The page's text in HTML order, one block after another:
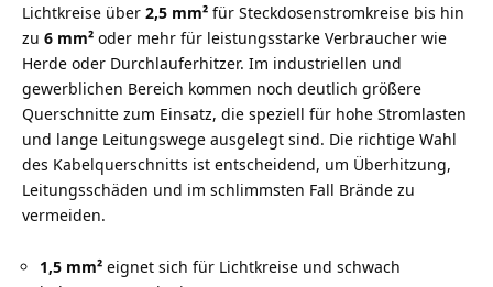
Lichtkreise über 2,5 mm² für Steckdosenstromkreise bis hin
zu 6 mm² oder mehr für leistungsstarke Verbraucher wie
Herde oder Durchlauferhitzer. Im industriellen und
gewerblichen Bereich kommen noch deutlich größere
Querschnitte zum Einsatz, die speziell für hohe Stromlasten
und lange Leitungswege ausgelegt sind. Die richtige Wahl
des Kabelquerschnitts ist entscheidend, um Überhitzung,
Leitungsschäden und im schlimmsten Fall Brände zu
vermeiden.
1,5 mm² eignet sich für Lichtkreise und schwach